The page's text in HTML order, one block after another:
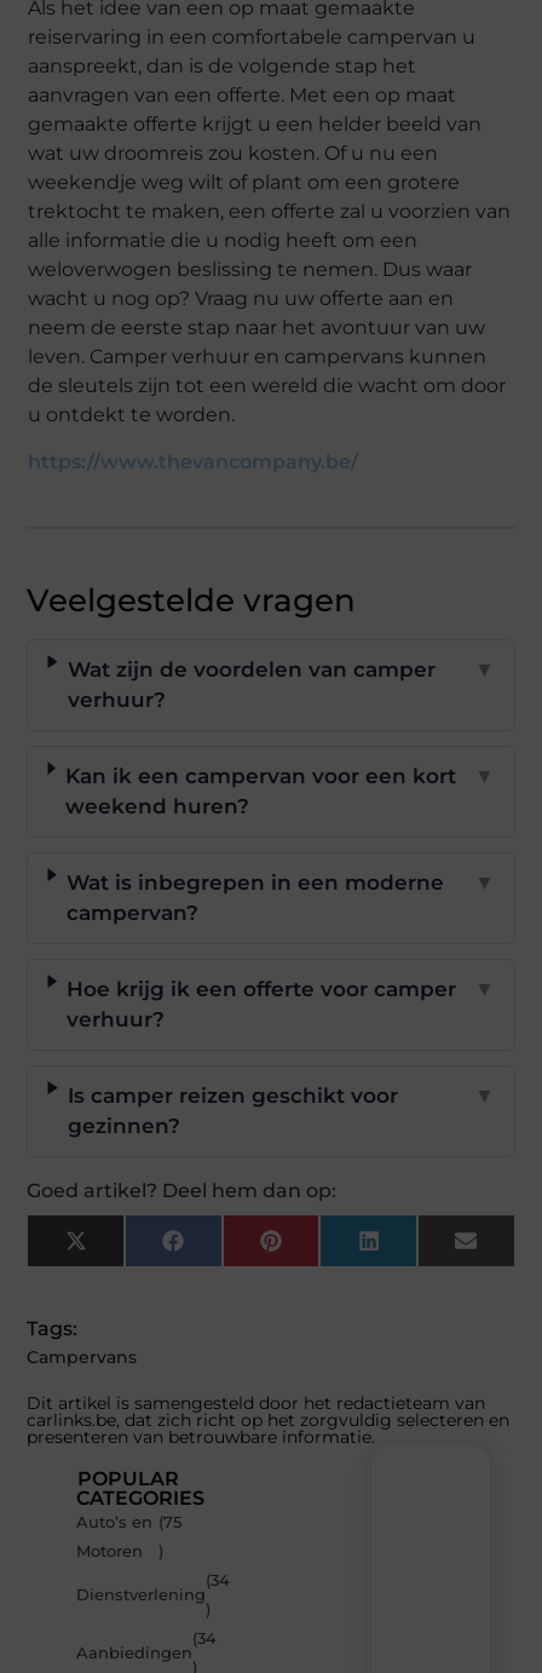
Als het idee van een op maat gemaakte
reiservaring in een comfortabele campervan u
aanspreekt, dan is de volgende stap het
aanvragen van een offerte. Met een op maat
gemaakte offerte krijgt u een helder beeld van
wat uw droomreis zou kosten. Of u nu een
weekendje weg wilt of plant om een grotere
trektocht te maken, een offerte zal u voorzien van
alle informatie die u nodig heeft om een
weloverwogen beslissing te nemen. Dus waar
wacht u nog op? Vraag nu uw offerte aan en
neem de eerste stap naar het avontuur van uw
leven. Camper verhuur en campervans kunnen
de sleutels zijn tot een wereld die wacht om door
u ontdekt te worden.
https://www.thevancompany.be/
Veelgestelde vragen
Wat zijn de voordelen van camper
verhuur?
▼
Kan ik een campervan voor een kort
weekend huren?
▼
Wat is inbegrepen in een moderne
campervan?
▼
Hoe krijg ik een offerte voor camper
verhuur?
▼
Is camper reizen geschikt voor
gezinnen?
▼
Goed artikel? Deel hem dan op:
X
(Twitter)
FacebookPinterestLinkedInEmail
Tags:
Campervans
Dit artikel is samengesteld door het redactieteam van
carlinks.be, dat zich richt op het zorgvuldig selecteren en
presenteren van betrouwbare informatie.
POPULAR
CATEGORIES
Auto’s en
Motoren
(75
)
Dienstverlening
(34
)
Aanbiedingen
(34
)